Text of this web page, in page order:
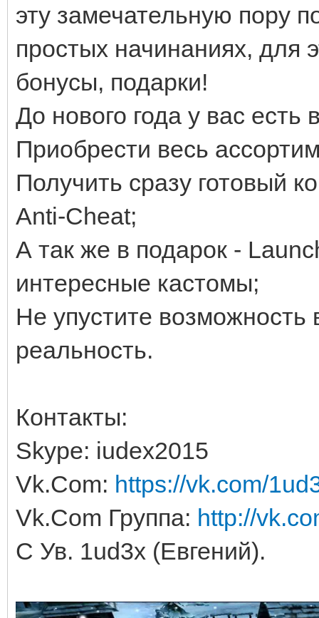
эту замечательную пору
простых начинаниях, для
бонусы, подарки!
До нового года у вас есть
Приобрести весь
Получить сразу готовый
Anti-Cheat;
А так же в подарок -
интересные кастомы;
Не упустите возможность
реальность.
Контакты:
Skype: iudex2015
Vk.Com: https://vk.com/
Vk.Com Группа: http://
С Ув. 1ud3x (Евгений).